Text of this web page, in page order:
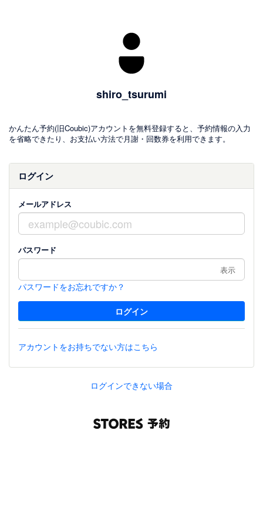
shiro_tsurumi
かんたん予約(旧Coubic)アカウントを無料登録すると、予約情報の入力
を省略できたり、お支払い方法で月謝・回数券を利用できます。
ログイン
メールアドレス
パスワード
表示
パスワードをお忘れですか？
アカウントをお持ちでない方はこちら
ログインできない場合